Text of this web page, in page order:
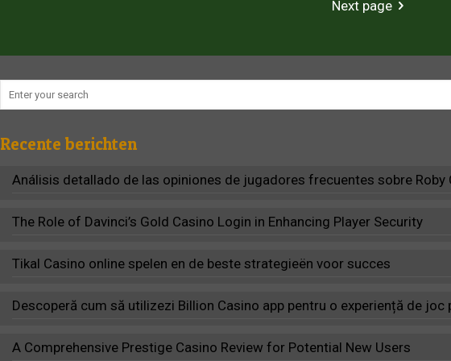
Next page
Recente berichten
Análisis detallado de las opiniones de jugadores frecuentes sobre Roby
The Role of Davinci’s Gold Casino Login in Enhancing Player Security
Tikal Casino online spelen en de beste strategieën voor succes
Descoperă cum să utilizezi Billion Casino app pentru o experiență de joc
A Comprehensive Prestige Casino Review for Potential New Users